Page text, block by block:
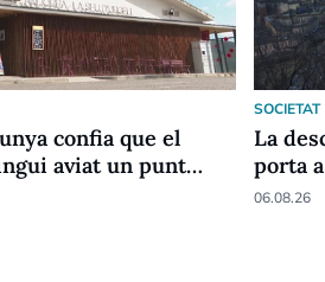
confia que el
aviat un punt
SOCIETAT
La
porta
06.08.26